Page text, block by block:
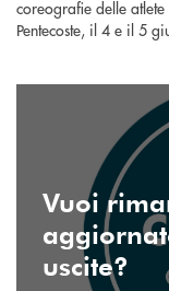
coreografie delle
Pentecoste, il 4 e il 5
SEGUICI SU
Vuoi
uscite?